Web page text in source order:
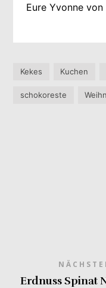
Eure Yvonne
Kekes Kuchen
schokoreste
Erdnuss Spinat